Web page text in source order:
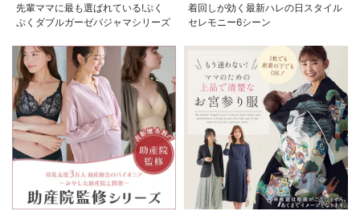
先輩ママに最も選ばれている!ぷく
ぷくダブルガーゼパジャマシリーズ
着回しが効く最新ハレの日スタイル
セレモニー6シーン